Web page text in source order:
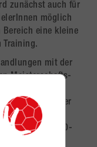
zunächst auch für
möglich
eine kleine
Training.
mit der
Meisterschafts-
die Spieler der
mit dem
CoVID-